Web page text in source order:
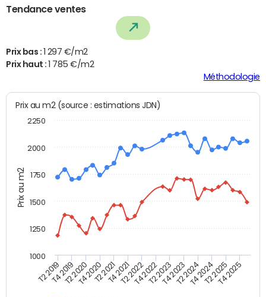
Tendance ventes
Prix bas :
1 297 €/m2
Prix haut :
1 785 €/m2
Méthodologie
Prix au m2
Prix au m2 (source : estimations JDN)
T2 2019T4 2019T2 2020T4 2020T2 2021T4 2021T2 2022T4 2022T2 2023T4 2023T2 2024T4 2024T2 2025T4 2025
1000
1250
1500
1750
2000
2250